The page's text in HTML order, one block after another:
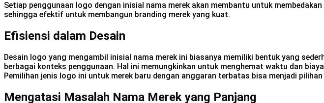
Setiap penggunaan logo dengan inisial nama merek akan membantu untuk
sehingga efektif untuk membangun branding merek yang kuat.
Efisiensi dalam Desain
Desain logo yang mengambil inisial nama merek ini biasanya memiliki bentuk yang
berbagai konteks penggunaan. Hal ini memungkinkan untuk menghemat waktu dan
Pemilihan jenis logo ini untuk merek baru dengan anggaran terbatas bisa menjadi
Mengatasi Masalah Nama Merek yang Panjang